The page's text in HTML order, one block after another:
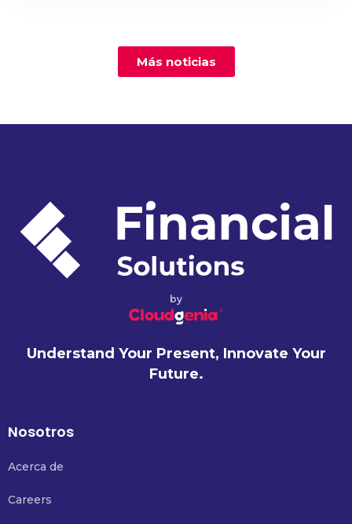
Más noticias
by
Understand Your Present, Innovate Your
Future.
Nosotros
Acerca de
Careers